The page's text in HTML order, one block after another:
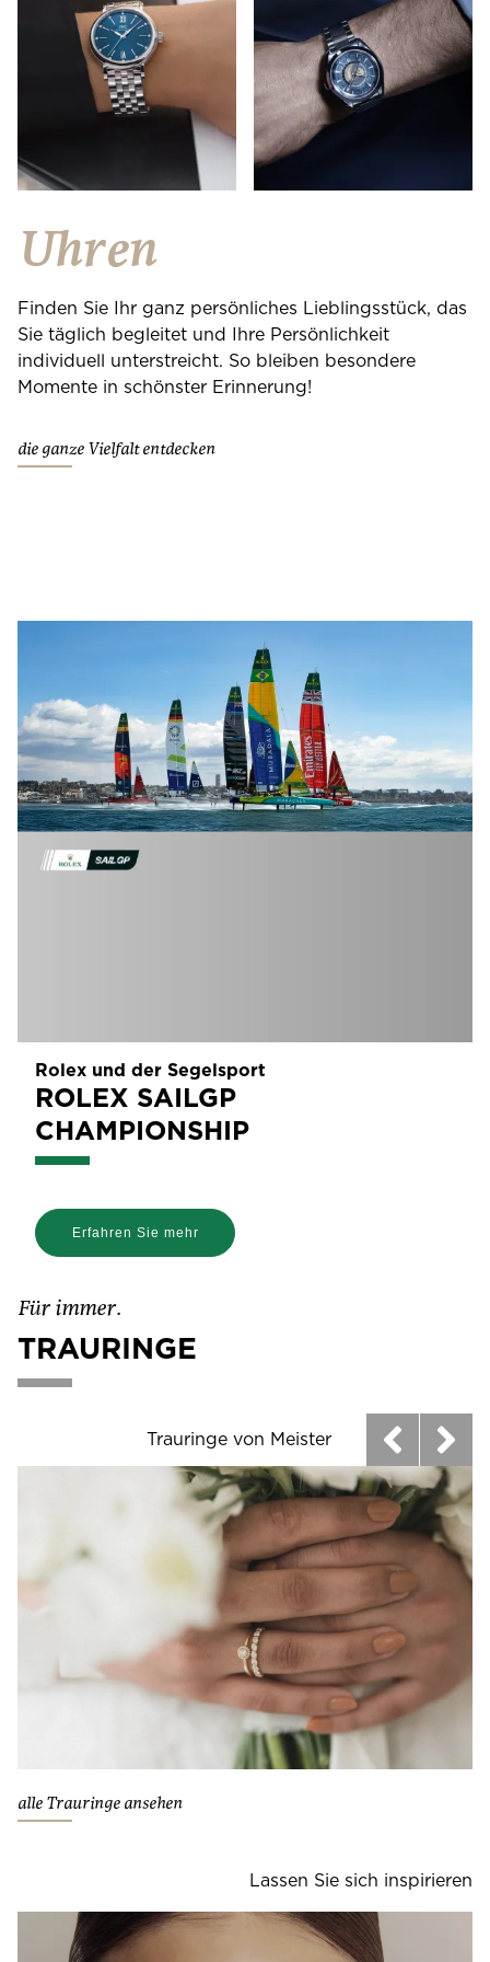
Uhren
Finden Sie Ihr ganz persönliches Lieblingsstück, das
Sie täglich begleitet und Ihre Persönlichkeit
individuell unterstreicht. So bleiben besondere
Momente in schönster Erinnerung!
die ganze Vielfalt entdecken
Rolex und der Segelsport
ROLEX SAILGP
CHAMPIONSHIP
Erfahren Sie mehr
Für immer.
TRAURINGE
Trauringe von Meister
alle Trauringe ansehen
Lassen Sie sich inspirieren